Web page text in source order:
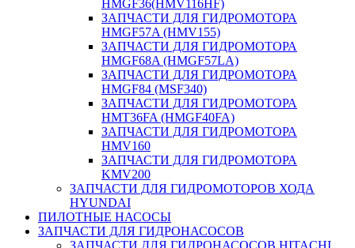
HMGF36(HMV116HF)
ЗАПЧАСТИ ДЛЯ ГИДРОМОТОРА
HMGF57A (HMV155)
ЗАПЧАСТИ ДЛЯ ГИДРОМОТОРА
HMGF68A (HMGF57LA)
ЗАПЧАСТИ ДЛЯ ГИДРОМОТОРА
HMGF84 (MSF340)
ЗАПЧАСТИ ДЛЯ ГИДРОМОТОРА
HMT36FA (HMGF40FA)
ЗАПЧАСТИ ДЛЯ ГИДРОМОТОРА
HMV160
ЗАПЧАСТИ ДЛЯ ГИДРОМОТОРА
KMV200
ЗАПЧАСТИ ДЛЯ ГИДРОМОТОРОВ ХОДА
HYUNDAI
ПИЛОТНЫЕ НАСОСЫ
ЗАПЧАСТИ ДЛЯ ГИДРОНАСОСОВ
ЗАПЧАСТИ ДЛЯ ГИДРОНАСОСОВ HITACHI